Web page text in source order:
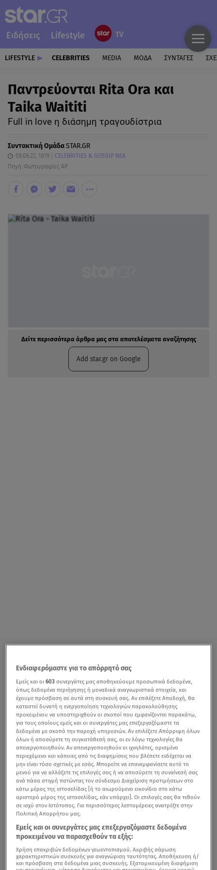
Ειδήσεις Lifestyle
LIFESTYLE CELEBRITIES MEDIA ΜΟΔΑ ΣΥΝΤΑΓΕΣ
Παντρεύονται Rita Ora και
Taika Waititi
Full in love η διάσημη τραγουδίστρια
Συντακτική ΟμάδαSTAR.GR
08.06.22, 18:19
CELEBRITIES & GOSSIP ΝΕΑ
Πηγή: Φωτογραφίες AP
Δείτε περισσότερα άρθρα μας στα αποτελέσματα αναζήτησης
Add star.gr on Google
Ενδιαφερόμαστε για το απόρρητό σας
Εμείς και οι603 συνεργάτες μας αποθηκεύουμε προσωπικά δεδομένα,
όπως δεδομένα περιήγησης ή μοναδικά αναγνωριστικά στοιχεία, και
έχουμε πρόσβαση σε αυτά στη συσκευή σας. Αν επιλέξετε Αποδοχή, θα
καταστεί δυνατή η ενεργοποίηση τεχνολογιών παρακολούθησης
προκειμένου να υποστηριχθούν οι σκοποί που εμφανίζονται παρακάτω,
για τους οποίους εμείς και οι συνεργάτες μας επεξεργαζόμαστε τα
δεδομένα με σκοπό την παροχή υπηρεσιών. Αν επιλέξετε Απόρριψη όλων
όλων ή αποσύρετε τη συγκατάθεσή σας, οι εν λόγω τεχνολογίες θα
απενεργοποιηθούν. Αν απενεργοποιηθούν οι ιχνηλάτες, ορισμένο
περιεχόμενο και κάποιες από τις διαφημίσεις που βλέπετε ενδέχεται να
μην είναι τόσο σχετικές με εσάς. Μπορείτε να επανεμφανίσετε αυτό το
μενού για να αλλάξετε τις επιλογές σας ή να αποσύρετε τη συναίνεσή σας
ανά πάσα στιγμή πατώντας τον σύνδεσμο Διαχείριση προτιμήσεων στο
κάτω μέρος της ιστοσελίδας [ή το αιωρούμενο εικονίδιο στο κάτω
αριστερό μέρος της ιστοσελίδας, εάν υπάρχει]. Οι επιλογές σας θα τεθούν
σε ισχύ στον Ιστότοπος. Για περισσότερες λεπτομέρειες ανατρέξτε στην
Πολιτική Απορρήτου μας.
Εμείς και οι συνεργάτες μας επεξεργαζόμαστε δεδομένα
προκειμένου να παρασχεθούν τα εξής:
Χρήση επακριβών δεδομένων γεωεντοπισμού. Ακριβής σάρωση
χαρακτηριστικών συσκευής για αναγνώριση ταυτότητας. Αποθήκευση ή/
και πρόσβαση στα δεδομένα μιας συσκευής. Εξατομικευμένη διαφήμιση